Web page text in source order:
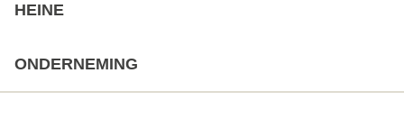
HEINE
ONDERNEMING